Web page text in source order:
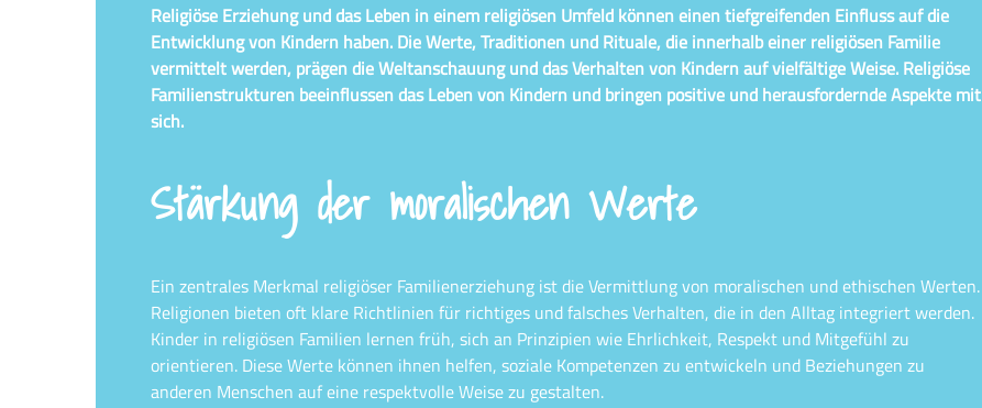
Religiöse Erziehung und das Leben in einem religiösen Umfeld können einen tiefgreifenden Einfluss auf die
Entwicklung von Kindern haben. Die Werte, Traditionen und Rituale, die innerhalb einer religiösen Familie
vermittelt werden, prägen die Weltanschauung und das Verhalten von Kindern auf vielfältige Weise. Religiöse
Familienstrukturen beeinflussen das Leben von Kindern und bringen positive und herausfordernde Aspekte mit
sich.
Stärkung der moralischen Werte
Ein zentrales Merkmal religiöser Familienerziehung ist die Vermittlung von moralischen und ethischen Werten.
Religionen bieten oft klare Richtlinien für richtiges und falsches Verhalten, die in den Alltag integriert werden.
Kinder in religiösen Familien lernen früh, sich an Prinzipien wie Ehrlichkeit, Respekt und Mitgefühl zu
orientieren. Diese Werte können ihnen helfen, soziale Kompetenzen zu entwickeln und Beziehungen zu
anderen Menschen auf eine respektvolle Weise zu gestalten.